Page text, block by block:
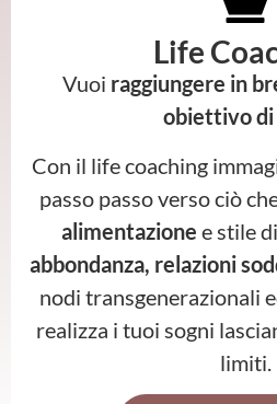
Life
Vuoi raggiungere in
obiettivo di
Con il life coaching
passo passo verso ciò
alimentazione e stile
abbondanza, relazioni
nodi transgenerazionali
realizza i tuoi sogni
limiti.